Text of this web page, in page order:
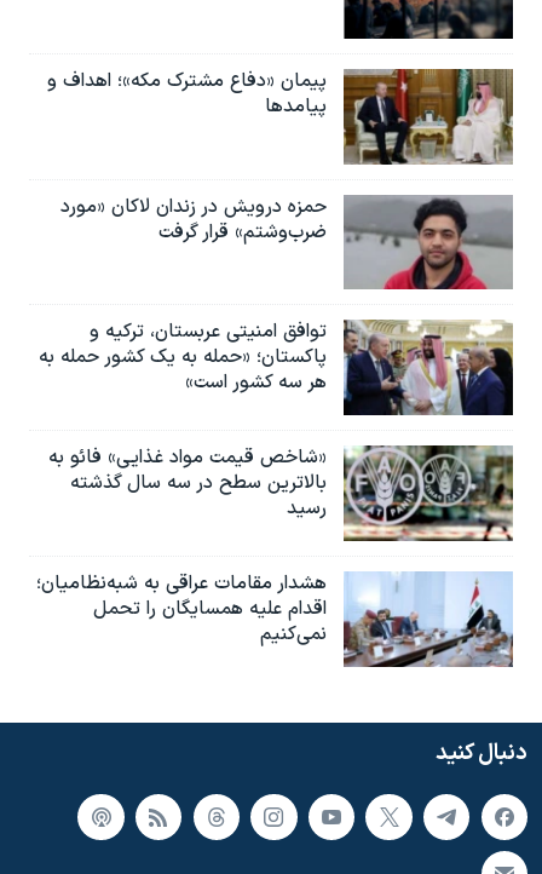
پیمان «دفاع مشترک مکه»؛ اهداف و
پیامدها
حمزه درویش در زندان لاکان «مورد
ضرب‌وشتم» قرار گرفت
توافق امنیتی عربستان، ترکیه و
پاکستان؛ «حمله به یک کشور حمله به
هر سه کشور است»
«شاخص قیمت مواد غذایی» فائو به
بالاترین سطح در سه سال گذشته
رسید
هشدار مقامات عراقی به شبه‌نظامیان؛
اقدام علیه همسایگان را تحمل
نمی‌کنیم
دنبال کنید